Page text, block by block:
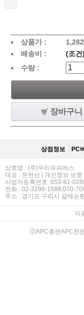
상품가 :
배송비 :
(조건)
수량 :
장바구니
상점정보 PC
상호명 : (주)우리유피에스
대표 : 문헌선 | 개인정보 보호
사업자등록번호 :653-81-
전화 : 02-3296-1588,070-
주소 : 경기도 구리시 갈매순
이
ⓒAPC총판APC전